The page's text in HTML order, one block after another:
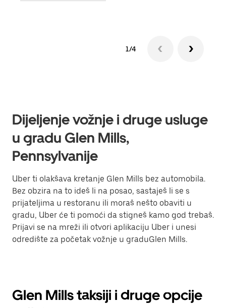
1/4
Dijeljenje vožnje i druge usluge
u gradu Glen Mills,
Pennsylvanije
Uber ti olakšava kretanje Glen Mills bez automobila.
Bez obzira na to ideš li na posao, sastaješ li se s
prijateljima u restoranu ili moraš nešto obaviti u
gradu, Uber će ti pomoći da stigneš kamo god trebaš.
Prijavi se na mreži ili otvori aplikaciju Uber i unesi
odredište za početak vožnje u graduGlen Mills.
Glen Mills taksiji i druge opcije